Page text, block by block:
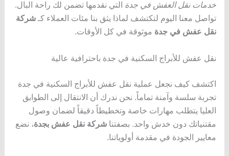
خدمات نقل العفش في جدة التي نقدمها تضمن لك راحة البال.
تواصل معنا اليوم لتكتشف لماذا يثق بنا مئات العملاء كـ شركة
نقل عفش في جدة موثوقة في كل الأوقات.
نقل عفش للأبراج السكنية في جدة باحترافية عالية
اكتشف كيف نجعل عملية نقل عفش للأبراج السكنية في جدة
تجربة سلسة وآمنة تماماً. نحن ندرك أن الانتقال إلى الطوابق
العليا يتطلب مهارات خاصة وتخطيطاً دقيقاً لضمان وصول
مقتنياتك دون خدش واحد. بصفتنا شركة نقل عفش بجدة، نضع
معايير الجودة في مقدمة أولوياتنا.